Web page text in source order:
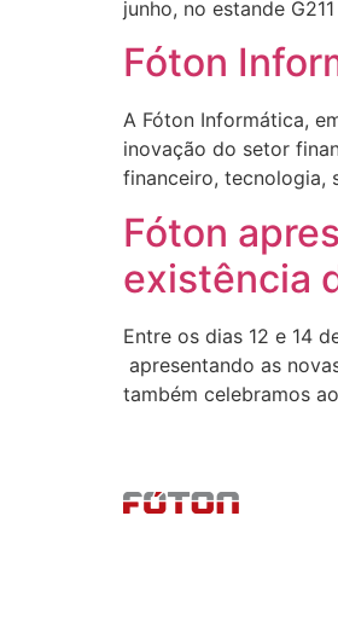
junho, no estande
Fóton
A Fóton Informática,
inovação do setor
financeiro, tecnologia,
Fóton
existência
Entre os dias 12 e 14
apresentando as
também celebramos